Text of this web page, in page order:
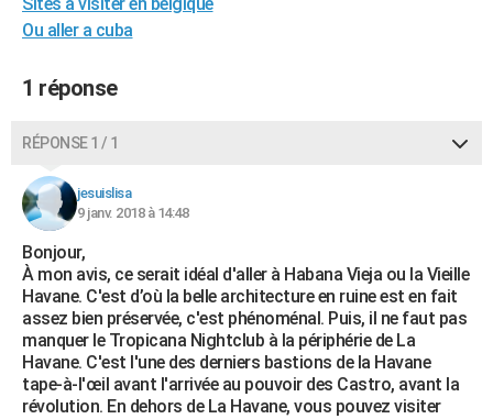
Destinations
City break
Voyage nature
Voyage de noces
Forum
Climat
+PHOTO
BONS PLANS
CARTE DE VOEUX
Carte de Noël
Carte Bonne année
Carte Saint-Valentin
Carte Pâques
Carte d'anniversaire
DICTIONNAIRE
Dictionnaire
Biographies
Citations
Expressions
Proverbes
COPAINS D'AVANT
S'inscrire
Se connecter
Lycées
Collèges
Primaires
Universités
Entreprises
Service militaire
Avis de recherche
AVIS DE DÉCÈS
FORUM
Bricolage
Lifestyle
Culture
Sport
Auto
Television
Voyage
Cinema
Ou aller a cuba
1 réponse
RÉPONSE 1 / 1
jesuislisa
9 janv. 2018 à 14:48
Bonjour,
À mon avis, ce serait idéal d'aller à Habana Vieja ou la Vieille
Havane. C'est d’où la belle architecture en ruine est en fait
assez bien préservée, c'est phénoménal. Puis, il ne faut pas
manquer le Tropicana Nightclub à la périphérie de La
Havane. C'est l'une des derniers bastions de la Havane
tape-à-l'œil avant l'arrivée au pouvoir des Castro, avant la
révolution. En dehors de La Havane, vous pouvez visiter